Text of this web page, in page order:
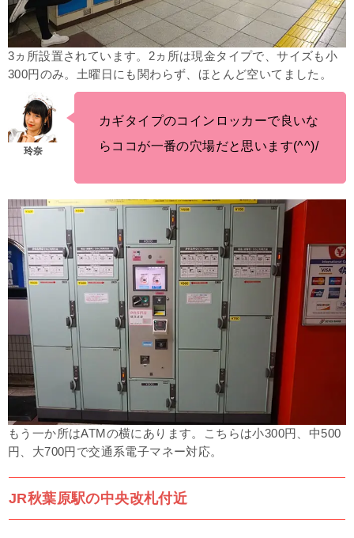
3ヵ所設置されています。2ヵ所は現金タイプで、サイズも小
300円のみ。土曜日にも関わらず、ほとんど空いてました。
カギタイプのコインロッカーで良いな
らココが一番の穴場だと思います(^^)/
もう一か所はATMの横にあります。こちらは小300円、中500
円、大700円で交通系電子マネー対応。
JR秋葉原駅の中央改札付近